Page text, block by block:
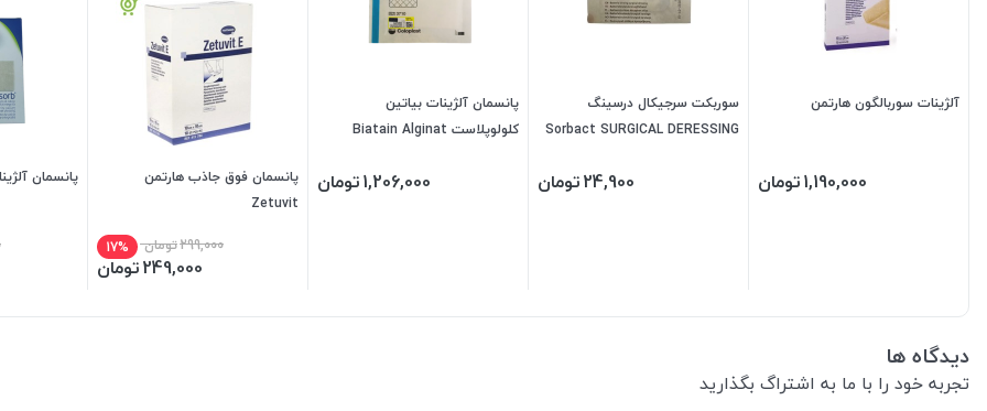
آلژینات سوربالگون هارتمن
1,190,000تومان
سوربکت سرجیکال درسینگ
Sorbact SURGICAL DERESSING
24,900تومان
پانسمان آلژینات بیاتین
کلولوپلاست Biatain Alginat
1,206,000تومان
پانسمان فوق جاذب هارتمن
Zetuvit
299,000تومان 17%
249,000تومان
پانسمان
دیدگاه ها
تجربه خود را با ما به اشتراگ بگذارید